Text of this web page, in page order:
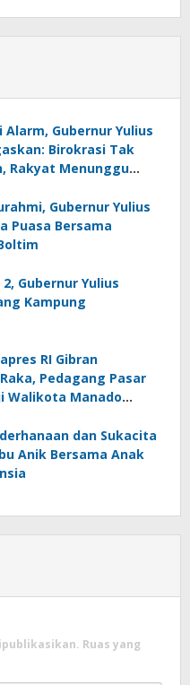
Alarm, Gubernur Yulius
Birokrasi Tak
Rakyat Menunggu
Gubernur Yulius
Puasa Bersama
Gubernur Yulius
Kampung
RI Gibran
Pedagang Pasar
Walikota Manado
dan Sukacita
Anik Bersama Anak
Ruas yang